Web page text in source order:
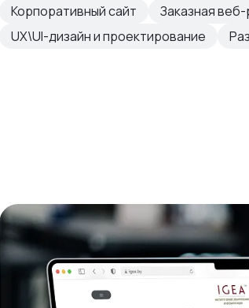
Корпоративный сайт
Заказная
UX\UI-дизайн и проектирование